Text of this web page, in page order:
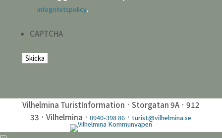
integritetspolicy.
CAPTCHA
Vilhelmina TuristInformation · Storgatan 9A · 912
33 · Vilhelmina ·0940-398 86 · turist@vilhelmina.se